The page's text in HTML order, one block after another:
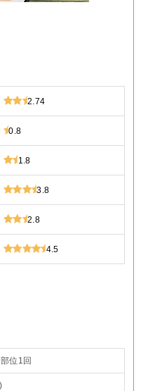
2.74
0.8
1.8
3.8
2.8
4.5
位1回